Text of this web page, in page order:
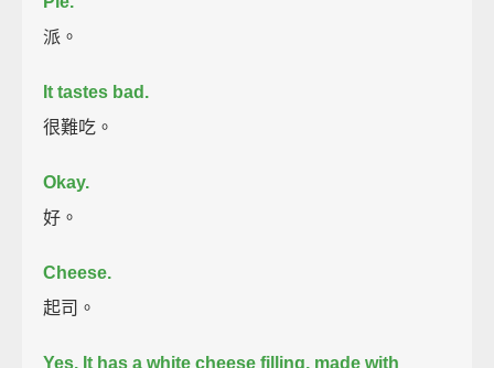
派。
It tastes bad.
很難吃。
Okay.
好。
Cheese.
起司。
Yes. It has a white cheese filling, made with